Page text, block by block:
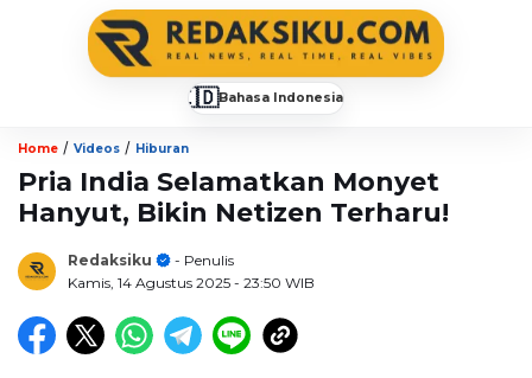
🇮🇩Bahasa Indonesia
Home / Videos / Hiburan
Pria India Selamatkan Monyet
Hanyut, Bikin Netizen Terharu!
Redaksiku
- Penulis
Kamis, 14 Agustus 2025 - 23:50 WIB